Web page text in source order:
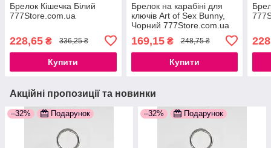
Брелок Кішечка Білий
777Store.com.ua
228,65 ₴ 336,25 ₴
Купити
Брелок на карабіні для
ключів Art of Sex Bunny,
Чорний 777Store.com.ua
169,15₴ 248,75 ₴
Купити
Акційні пропозиції та новинки
–32% Подарунок –32% Подарунок